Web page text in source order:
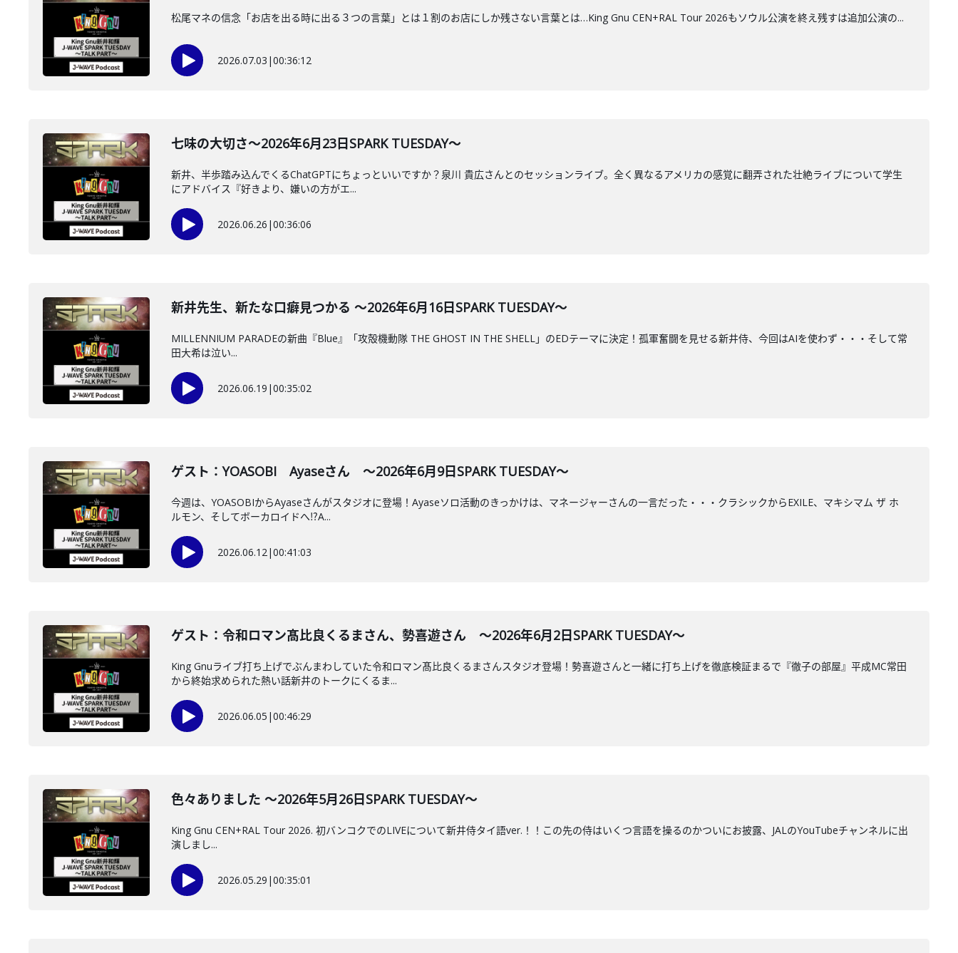
松尾マネの信念「お店を出る時に出る３つの言葉」とは１割のお店にしか残さない言葉とは…King Gnu CEN+RAL Tour 2026もソウル公演を終え残すは追加公演の...
2026.07.03 |00:36:12
七味の大切さ～2026年6月23日SPARK TUESDAY～
新井、半歩踏み込んでくるChatGPTにちょっといいですか？泉川 貴広さんとのセッションライブ。全く異なるアメリカの感覚に翻弄された壮絶ライブについて学生
にアドバイス『好きより、嫌いの方がエ...
2026.06.26 |00:36:06
新井先生、新たな口癖見つかる ～2026年6月16日SPARK TUESDAY～
MILLENNIUM PARADEの新曲『Blue』「攻殻機動隊 THE GHOST IN THE SHELL」のEDテーマに決定！孤軍奮闘を見せる新井侍、今回はAIを使わず・・・そして常
田大希は泣い...
2026.06.19 |00:35:02
ゲスト：YOASOBI Ayaseさん ～2026年6月9日SPARK TUESDAY～
今週は、YOASOBIからAyaseさんがスタジオに登場！Ayaseソロ活動のきっかけは、マネージャーさんの一言だった・・・クラシックからEXILE、マキシマム ザ ホ
ルモン、そしてボーカロイドへ⁉A...
2026.06.12|00:41:03
ゲスト：令和ロマン髙比良くるまさん、勢喜遊さん ～2026年6月2日SPARK TUESDAY～
King Gnuライブ打ち上げでぶんまわしていた令和ロマン髙比良くるまさんスタジオ登場！勢喜遊さんと一緒に打ち上げを徹底検証まるで『徹子の部屋』平成MC常田
から終始求められた熱い話新井のトークにくるま...
2026.06.05 |00:46:29
色々ありました ～2026年5月26日SPARK TUESDAY～
King Gnu CEN+RAL Tour 2026. 初バンコクでのLIVEについて新井侍タイ語ver.！！この先の侍はいくつ言語を操るのかついにお披露、JALのYouTubeチャンネルに出
演しまし...
2026.05.29 |00:35:01